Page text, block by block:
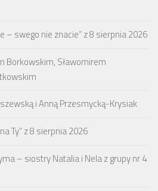
– swego nie znacie” z 8 sierpnia 2026
Borkowskim, Sławomirem
i Anną Przesmycką-Krysiak
Ty” z 8 sierpnia 2026
– siostry Natalia i Nela z grupy nr 4